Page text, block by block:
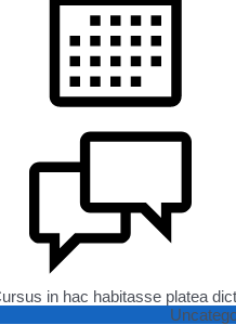
in hac habitasse platea